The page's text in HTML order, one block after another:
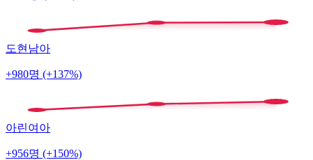
도현 남아
+980명 (+137%)
아린여아
+956명 (+150%)